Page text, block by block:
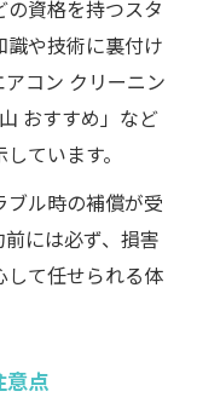
資格を持つスタ
識や技術に裏付け
コン クリーニン
おすすめ」など
ています。
ル時の補償が受
には必ず、損害
して任せられる体
意点